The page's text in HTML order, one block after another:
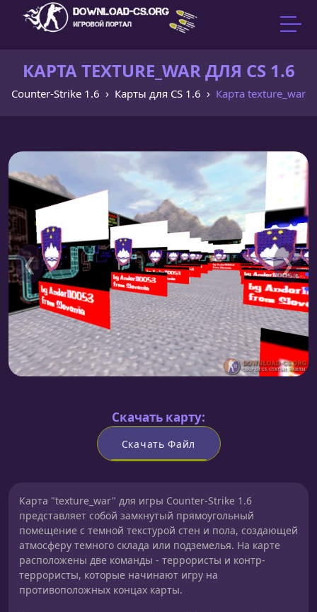
КАРТА TEXTURE_WAR ДЛЯ CS 1.6
Counter-Strike 1.6 Карты для CS 1.6 Карта texture_war
❮ ❯
Скачать карту:
Скачать Файл
Карта "texture_war" для игры Counter-Strike 1.6
представляет собой замкнутый прямоугольный
помещение с темной текстурой стен и пола, создающей
атмосферу темного склада или подземелья. На карте
расположены две команды - террористы и контр-
террористы, которые начинают игру на
противоположных концах карты.